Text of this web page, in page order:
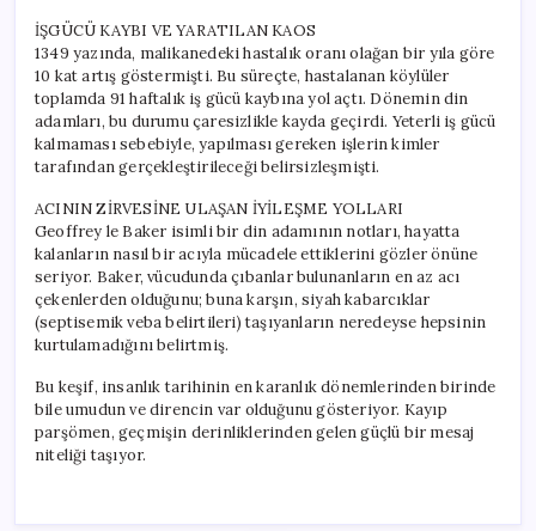
İŞGÜCÜ KAYBI VE YARATILAN KAOS
1349 yazında, malikanedeki hastalık oranı olağan bir yıla göre
10 kat artış göstermişti. Bu süreçte, hastalanan köylüler
toplamda 91 haftalık iş gücü kaybına yol açtı. Dönemin din
adamları, bu durumu çaresizlikle kayda geçirdi. Yeterli iş gücü
kalmaması sebebiyle, yapılması gereken işlerin kimler
tarafından gerçekleştirileceği belirsizleşmişti.
ACININ ZİRVESİNE ULAŞAN İYİLEŞME YOLLARI
Geoffrey le Baker isimli bir din adamının notları, hayatta
kalanların nasıl bir acıyla mücadele ettiklerini gözler önüne
seriyor. Baker, vücudunda çıbanlar bulunanların en az acı
çekenlerden olduğunu; buna karşın, siyah kabarcıklar
(septisemik veba belirtileri) taşıyanların neredeyse hepsinin
kurtulamadığını belirtmiş.
Bu keşif, insanlık tarihinin en karanlık dönemlerinden birinde
bile umudun ve direncin var olduğunu gösteriyor. Kayıp
parşömen, geçmişin derinliklerinden gelen güçlü bir mesaj
niteliği taşıyor.